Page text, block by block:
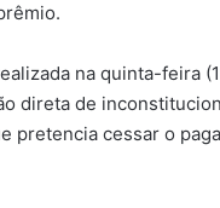
na quinta-feira
direta de
pretencia cessar o